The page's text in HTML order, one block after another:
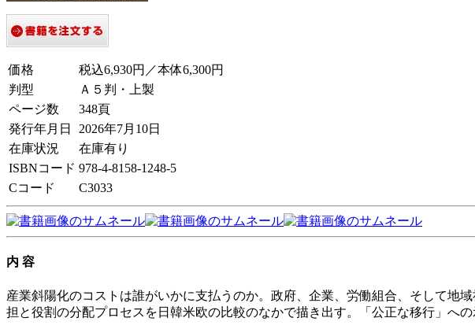
価格
税込6,930円／本体6,300円
判型
Ａ５判・上製
ページ数
348頁
発行年月日
2026年7月10日
在庫状況
在庫有り
ISBNコード 978-4-8158-1248-5
Cコード
C3033
内 容
産業斜陽化のコストは誰がいかに支払うのか。政府、企業、労働組合、そして地
担と役割の分配プロセスを日韓米欧の比較のなかで描き出す。「公正な移行」への